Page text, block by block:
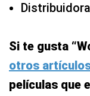
Si te gusta
otros
películas que